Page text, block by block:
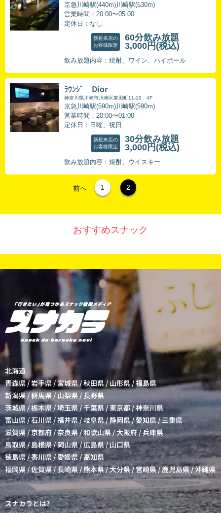
京急川崎駅(440m)川崎駅(530m)
営業時間：20:00〜05:00
定休日：なし
新規来店の
お客様限定
60分飲み放題
3,000円 (税込)
飲み放題内容：焼酎、ワイン、ハイボール
ﾗｳﾝｼﾞ Dior
神奈川県川崎市川崎区東田町11-10 4F
京急川崎駅(590m)川崎駅(590m)
営業時間：20:00〜01:00
定休日：日曜、祝日
新規来店の
お客様限定
30分飲み放題
3,000円 (税込)
飲み放題内容：焼酎、ウイスキー
前へ 1 2
おすすめスナック
北海道
青森県/岩手県/宮城県/秋田県 / 山形県/福島県
新潟県/群馬県 / 山梨県 /長野県
茨城県 /栃木県/埼玉県/千葉県/東京都 /神奈川県
富山県 /石川県 /福井県/岐阜県/静岡県/愛知県/三重県
滋賀県/京都府/奈良県 /和歌山県/大阪府 /兵庫県
鳥取県 / 島根県/岡山県/広島県/山口県
徳島県/香川県/愛媛県 /高知県
福岡県 /佐賀県 /長崎県/熊本県/大分県/宮崎県/鹿児島県/沖縄県
スナカラとは?